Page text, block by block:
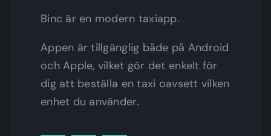
Binc är en modern taxiapp.
Appen är tillgänglig både på Android
och Apple, vilket gör det enkelt för
dig att beställa en taxi oavsett vilken
enhet du använder.